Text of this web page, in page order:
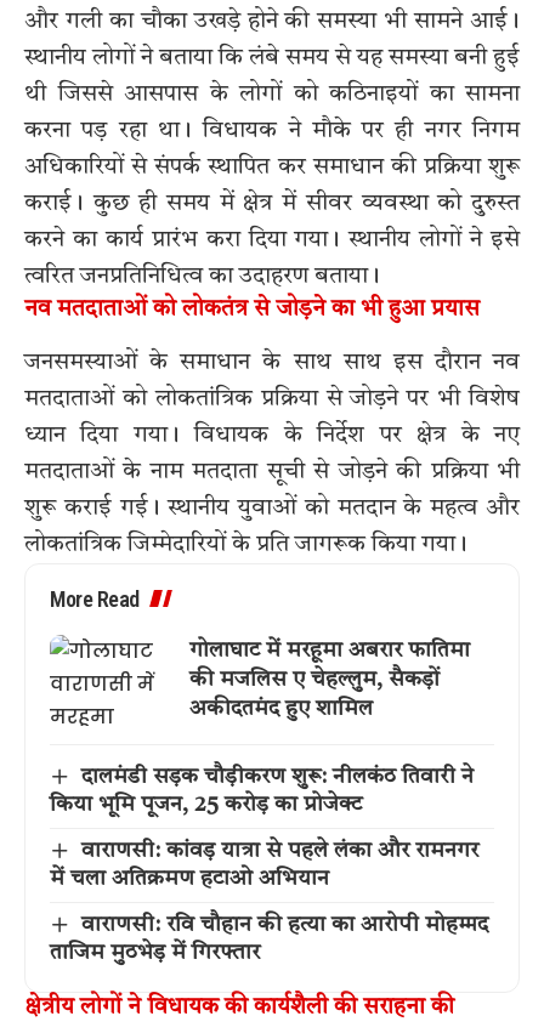
और गली का चौका उखड़े होने की समस्या भी सामने आई।
स्थानीय लोगों ने बताया कि लंबे समय से यह समस्या बनी हुई
थी जिससे आसपास के लोगों को कठिनाइयों का सामना
करना पड़ रहा था। विधायक ने मौके पर ही नगर निगम
अधिकारियों से संपर्क स्थापित कर समाधान की प्रक्रिया शुरू
कराई। कुछ ही समय में क्षेत्र में सीवर व्यवस्था को दुरुस्त
करने का कार्य प्रारंभ करा दिया गया। स्थानीय लोगों ने इसे
त्वरित जनप्रतिनिधित्व का उदाहरण बताया।
नव मतदाताओं को लोकतंत्र से जोड़ने का भी हुआ प्रयास
जनसमस्याओं के समाधान के साथ साथ इस दौरान नव
मतदाताओं को लोकतांत्रिक प्रक्रिया से जोड़ने पर भी विशेष
ध्यान दिया गया। विधायक के निर्देश पर क्षेत्र के नए
मतदाताओं के नाम मतदाता सूची से जोड़ने की प्रक्रिया भी
शुरू कराई गई। स्थानीय युवाओं को मतदान के महत्व और
लोकतांत्रिक जिम्मेदारियों के प्रति जागरूक किया गया।
More Read
गोलाघाट में मरहूमा अबरार फातिमा
की मजलिस ए चेहल्लुम, सैकड़ों
अकीदतमंद हुए शामिल
दालमंडी सड़क चौड़ीकरण शुरू: नीलकंठ तिवारी ने
किया भूमि पूजन, 25 करोड़ का प्रोजेक्ट
वाराणसी: कांवड़ यात्रा से पहले लंका और रामनगर
में चला अतिक्रमण हटाओ अभियान
वाराणसी: रवि चौहान की हत्या का आरोपी मोहम्मद
ताजिम मुठभेड़ में गिरफ्तार
क्षेत्रीय लोगों ने विधायक की कार्यशैली की सराहना की